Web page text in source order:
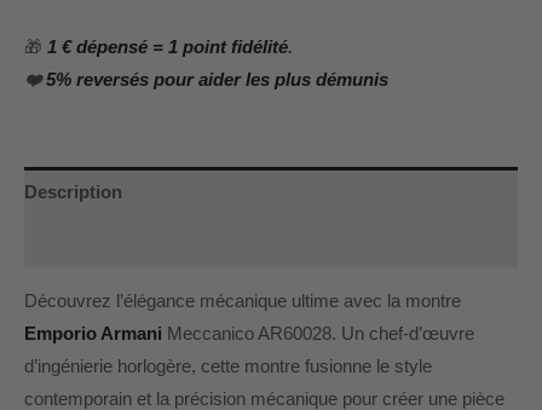
🎁 1 € dépensé = 1 point fidélité.
❤️5% reversés pour aider les plus démunis
Description
Découvrez l’élégance mécanique ultime avec la montre
Emporio Armani Meccanico AR60028. Un chef-d’œuvre
d’ingénierie horlogère, cette montre fusionne le style
contemporain et la précision mécanique pour créer une pièce